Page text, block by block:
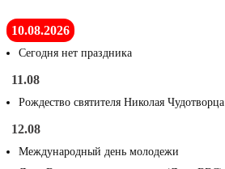
10.08.2026
Сегодня нет праздника
11.08
Рождество святителя Николая Чудотворца
12.08
Международный день молодежи